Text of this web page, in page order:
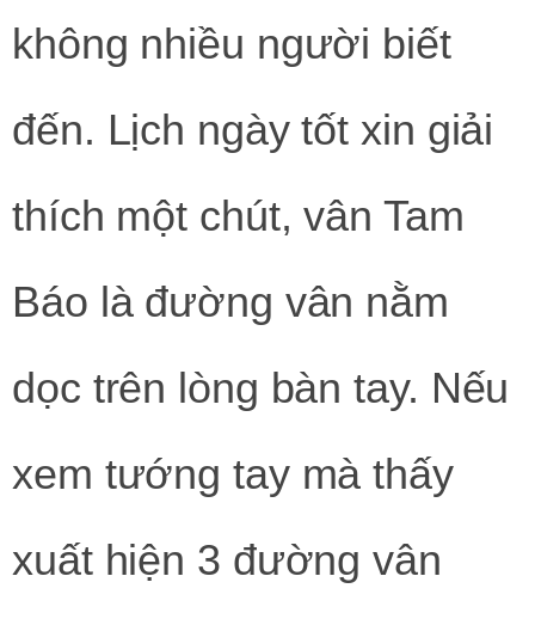
không nhiều người biết
đến. Lịch ngày tốt xin giải
thích một chút, vân Tam
Báo là đường vân nằm
dọc trên lòng bàn tay. Nếu
xem tướng tay mà thấy
xuất hiện 3 đường vân